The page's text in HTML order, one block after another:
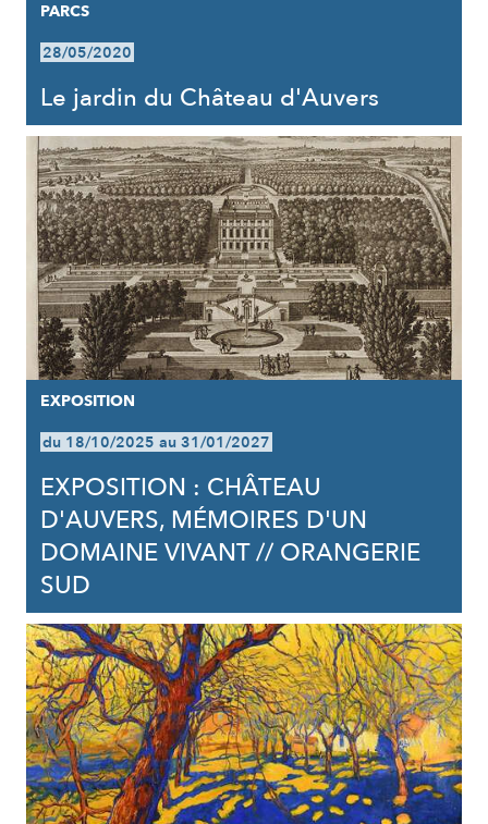
PARCS
28/05/2020
Le jardin du Château d'Auvers
EXPOSITION
du 18/10/2025 au 31/01/2027
EXPOSITION : CHÂTEAU
D'AUVERS, MÉMOIRES D'UN
DOMAINE VIVANT // ORANGERIE
SUD